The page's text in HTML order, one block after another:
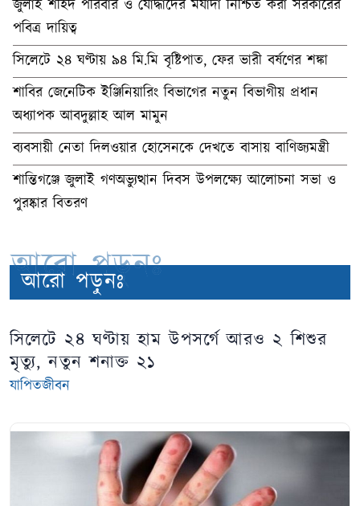
জুলাই শহিদ পরিবার ও যোদ্ধাদের মর্যাদা নিশ্চিত করা সরকারের
পবিত্র দায়িত্ব
সিলেটে ২৪ ঘণ্টায় ৯৪ মি.মি বৃষ্টিপাত, ফের ভারী বর্ষণের শঙ্কা
শাবির জেনেটিক ইঞ্জিনিয়ারিং বিভাগের নতুন বিভাগীয় প্রধান
অধ্যাপক আবদুল্লাহ আল মামুন
ব্যবসায়ী নেতা দিলওয়ার হোসেনকে দেখতে বাসায় বাণিজ্যমন্ত্রী
শান্তিগঞ্জে জুলাই গণঅভ্যুত্থান দিবস উপলক্ষ্যে আলোচনা সভা ও
পুরষ্কার বিতরণ
আরো পড়ুনঃ
আরো পড়ুনঃ
সিলেটে ২৪ ঘণ্টায় হাম উপসর্গে আরও ২ শিশুর
মৃত্যু, নতুন শনাক্ত ২১
যাপিতজীবন